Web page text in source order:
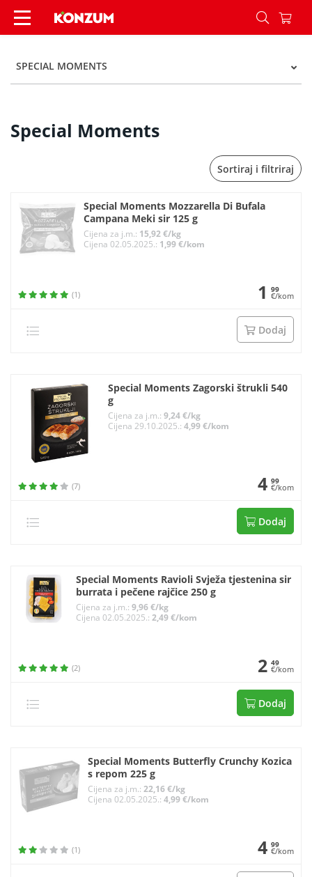
Special Moments - Kategorije - Konzum
SPECIAL MOMENTS
Special Moments
Sortiraj i filtriraj
Special Moments Mozzarella Di Bufala
Campana Meki sir 125 g
Cijena za j.m.: 15,92 €/kg
Cijena 02.05.2025.: 1,99 €/kom
(1) 1 99
€/kom
Dodaj
Special Moments Zagorski štrukli 540
g
Cijena za j.m.: 9,24 €/kg
Cijena 29.10.2025.: 4,99 €/kom
(7) 4 99
€/kom
Dodaj
Special Moments Ravioli Svježa tjestenina sir
burrata i pečene rajčice 250 g
Cijena za j.m.:9,96 €/kg
Cijena 02.05.2025.:2,49 €/kom
(2) 2 49
€/kom
Dodaj
Special Moments Butterfly Crunchy Kozica
s repom 225 g
Cijena za j.m.:22,16 €/kg
Cijena 02.05.2025.:4,99 €/kom
(1) 4 99
€/kom